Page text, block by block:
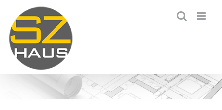
Inhalt
springen